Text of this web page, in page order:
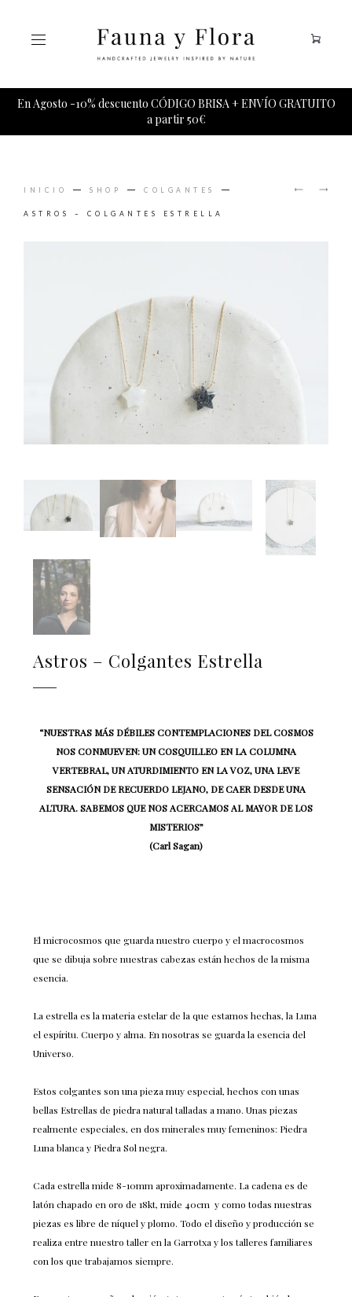
En Agosto -10% descuento CÓDIGO BRISA + ENVÍO GRATUITO
a partir 50€
INICIO SHOP COLGANTES
ASTROS – COLGANTES ESTRELLA
Astros – Colgantes Estrella
“NUESTRAS MÁS DÉBILES CONTEMPLACIONES DEL COSMOS
NOS CONMUEVEN: UN COSQUILLEO EN LA COLUMNA
VERTEBRAL, UN ATURDIMIENTO EN LA VOZ, UNA LEVE
SENSACIÓN DE RECUERDO LEJANO, DE CAER DESDE UNA
ALTURA. SABEMOS QUE NOS ACERCAMOS AL MAYOR DE LOS
MISTERIOS”
(Carl Sagan)
El microcosmos que guarda nuestro cuerpo y el macrocosmos
que se dibuja sobre nuestras cabezas están hechos de la misma
esencia.
La estrella es la materia estelar de la que estamos hechas, la Luna
el espíritu. Cuerpo y alma. En nosotras se guarda la esencia del
Universo.
Estos colgantes son una pieza muy especial, hechos con unas
bellas Estrellas de piedra natural talladas a mano. Unas piezas
realmente especiales, en dos minerales muy femeninos: Piedra
Luna blanca y Piedra Sol negra.
Cada estrella mide 8-10mm aproximadamente. La cadena es de
latón chapado en oro de 18kt, mide 40cm y como todas nuestras
piezas es libre de níquel y plomo. Todo el diseño y producción se
realiza entre nuestro taller en la Garrotxa y los talleres familiares
con los que trabajamos siempre.